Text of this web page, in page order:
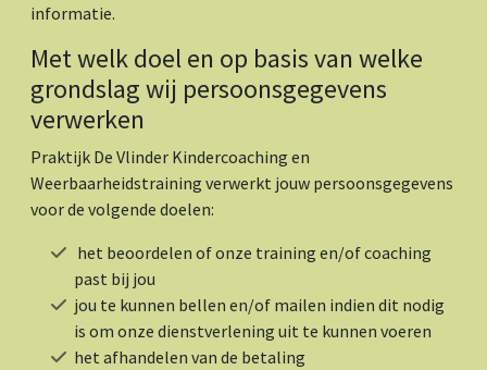
informatie.
Met welk doel en op basis van welke
grondslag wij persoonsgegevens
verwerken
Praktijk De Vlinder Kindercoaching en
Weerbaarheidstraining verwerkt jouw persoonsgegevens
voor de volgende doelen:
het beoordelen of onze training en/of coaching
past bij jou
jou te kunnen bellen en/of mailen indien dit nodig
is om onze dienstverlening uit te kunnen voeren
het afhandelen van de betaling